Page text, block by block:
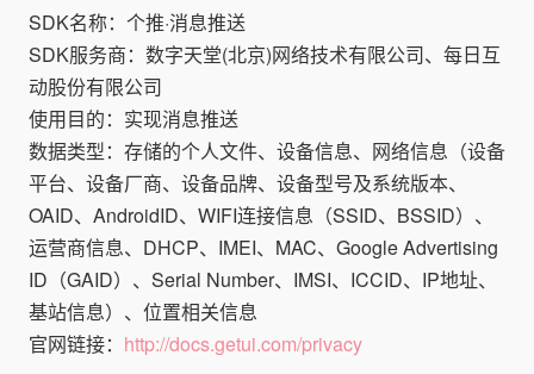
SDK名称：个推·消息推送
SDK服务商：数字天堂(北京)网络技术有限公司、每日互
动股份有限公司
使用目的：实现消息推送
数据类型：存储的个人文件、设备信息、网络信息（设备
平台、设备厂商、设备品牌、设备型号及系统版本、
OAID、AndroidID、WIFI连接信息（SSID、BSSID）、
运营商信息、DHCP、IMEI、MAC、Google Advertising
ID（GAID）、Serial Number、IMSI、ICCID、IP地址、
基站信息）、位置相关信息
官网链接： http://docs.getui.com/privacy